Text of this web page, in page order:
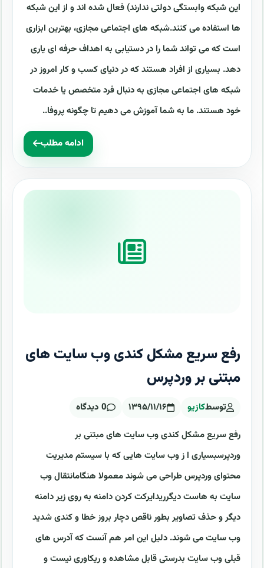
این شبکه وابستگی دولتی ندارند) فعال شده اند و از این شبکه
ها استفاده می کنند.شبکه های اجتماعی مجازی، بهترین ابزاری
است که می تواند شما را در دستیابی به اهداف حرفه ای یاری
دهد. بسیاری از افراد هستند که در دنیای کسب و کار امروز در
شبکه های اجتماعی مجازی به دنبال فرد متخصص یا خدمات
خود هستند. ما به شما آموزش می دهیم تا چگونه پروفا..
ادامه مطلب
رفع سریع مشکل کندی وب سایت های
مبتنی بر وردپرس
توسطکازیو ۱۳۹۵/۱۱/۱۶ 0 دیدگاه
رفع سریع مشکل کندی وب سایت های مبتنی بر
وردپرسبسیاری ا ز وب سایت هایی که با سیستم مدیریت
محتوای وردپرس طراحی می شوند معمولا هنگامانتقال وب
سایت به هاست دیگرریدایرکت کردن دامنه به روی زیر دامنه
دیگر و حذف تصاویر بطور ناقص دچار بروز خطا و کندی شدید
وب سایت می شوند. دلیل این امر هم آنست که آدرس های
قبلی وب سایت بدرستی قابل مشاهده و ریکاوری نیست و